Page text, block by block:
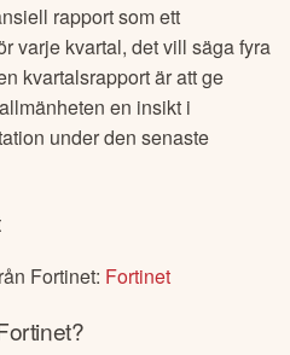
rapport som ett
varje kvartal, det vill säga fyra
kvartalsrapport är att ge
en insikt i
under den senaste
Fortinet: Fortinet
?